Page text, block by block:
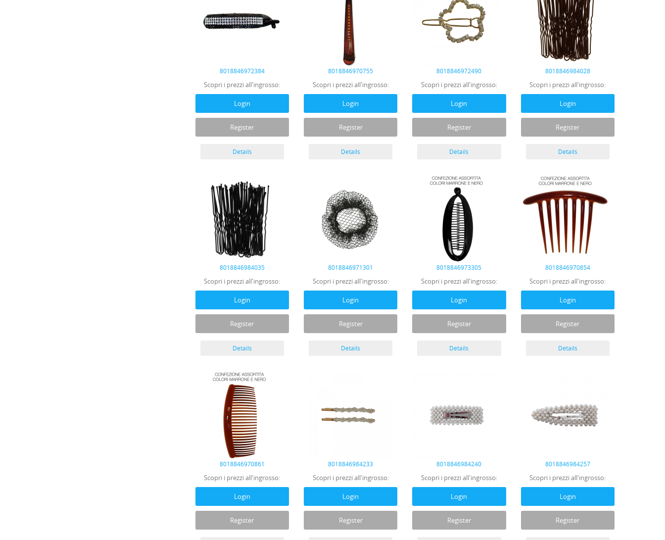
8018846972384
Scopri i prezzi all'ingrosso:
Login
Register
Details
8018846970755
Scopri i prezzi all'ingrosso:
Login
Register
Details
8018846972490
Scopri i prezzi all'ingrosso:
Login
Register
Details
8018846984028
Scopri i prezzi all'ingrosso:
Login
Register
Details
8018846984035
Scopri i prezzi all'ingrosso:
Login
Register
Details
8018846971301
Scopri i prezzi all'ingrosso:
Login
Register
Details
8018846973305
Scopri i prezzi all'ingrosso:
Login
Register
Details
8018846970854
Scopri i prezzi all'ingrosso:
Login
Register
Details
8018846970861
Scopri i prezzi all'ingrosso:
Login
Register
8018846984233
Scopri i prezzi all'ingrosso:
Login
Register
8018846984240
Scopri i prezzi all'ingrosso:
Login
Register
8018846984257
Scopri i prezzi all'ingrosso:
Login
Register